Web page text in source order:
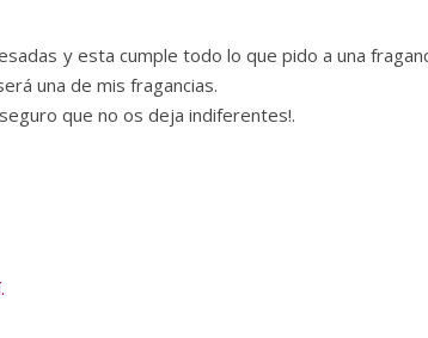
y esta cumple todo lo que pido a una
una de mis fragancias.
que no os deja indiferentes!.